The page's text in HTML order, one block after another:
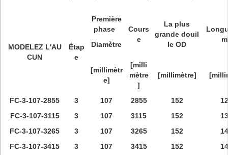
MODELEZ L'AU
CUN
Étap
e
Première
phase
Diamètre
Cours
e
La plus
grande douil
le OD
[millimètr
e]
[milli
mètre
]
[millimètre]
FC-3-107-2855 3 107 2855 152
FC-3-107-3115
3 107 3115 152
FC-3-107-3265
3 107 3265 152
FC-3-107-3415
3 107 3415 152